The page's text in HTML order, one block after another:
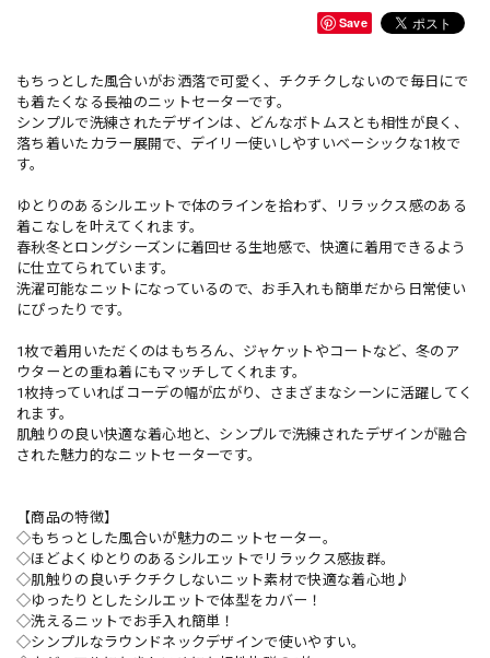
Save
もちっとした風合いがお洒落で可愛く、チクチクしないので毎日にで
も着たくなる長袖のニットセーターです。
シンプルで洗練されたデザインは、どんなボトムスとも相性が良く、
落ち着いたカラー展開で、デイリー使いしやすいベーシックな1枚で
す。
ゆとりのあるシルエットで体のラインを拾わず、リラックス感のある
着こなしを叶えてくれます。
春秋冬とロングシーズンに着回せる生地感で、快適に着用できるよう
に仕立てられています。
洗濯可能なニットになっているので、お手入れも簡単だから日常使い
にぴったりです。
1枚で着用いただくのはもちろん、ジャケットやコートなど、冬のア
ウターとの重ね着にもマッチしてくれます。
1枚持っていればコーデの幅が広がり、さまざまなシーンに活躍してく
れます。
肌触りの良い快適な着心地と、シンプルで洗練されたデザインが融合
された魅力的なニットセーターです。
【商品の特徴】
◇もちっとした風合いが魅力のニットセーター。
◇ほどよくゆとりのあるシルエットでリラックス感抜群。
◇肌触りの良いチクチクしないニット素材で快適な着心地♪
◇ゆったりとしたシルエットで体型をカバー！
◇洗えるニットでお手入れ簡単！
◇シンプルなラウンドネックデザインで使いやすい。